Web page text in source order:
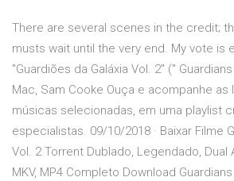
There are several scenes in the credit;
musts wait until the very end. My vote is
"Guardiões da Galáxia Vol. 2" ("
Mac, Sam Cooke Ouça e acompanhe
músicas selecionadas, em uma playlist
especialistas. 09/10/2018 · Baixar Filme
Vol. 2 Torrent Dublado, Legendado, Dual
MKV, MP4 Completo Download